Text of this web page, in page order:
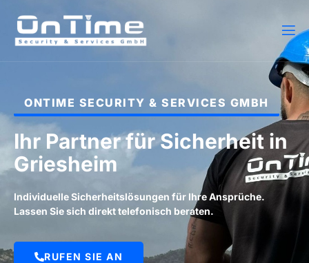
ONTIME SECURITY & SERVICES GMBH
Ihr Partner für Sicherheit in
Griesheim
Individuelle Sicherheitslösungen für Ihre Ansprüche.
Lassen Sie sich direkt telefonisch beraten.
RUFEN SIE AN